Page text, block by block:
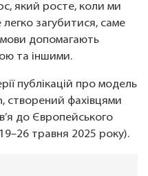
який росте, коли ми
легко загубитися, саме
допомагають
та іншими.
публікацій про модель
створений фахівцями
до Європейського
травня 2025 року).